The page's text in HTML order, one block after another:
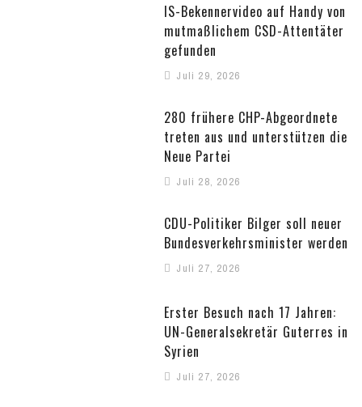
IS-Bekennervideo auf Handy von
mutmaßlichem CSD-Attentäter
gefunden
Juli 29, 2026
280 frühere CHP-Abgeordnete
treten aus und unterstützen die
Neue Partei
Juli 28, 2026
CDU-Politiker Bilger soll neuer
Bundesverkehrsminister werden
Juli 27, 2026
Erster Besuch nach 17 Jahren:
UN-Generalsekretär Guterres in
Syrien
Juli 27, 2026